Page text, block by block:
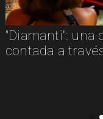
"La naturaleza
luminosa